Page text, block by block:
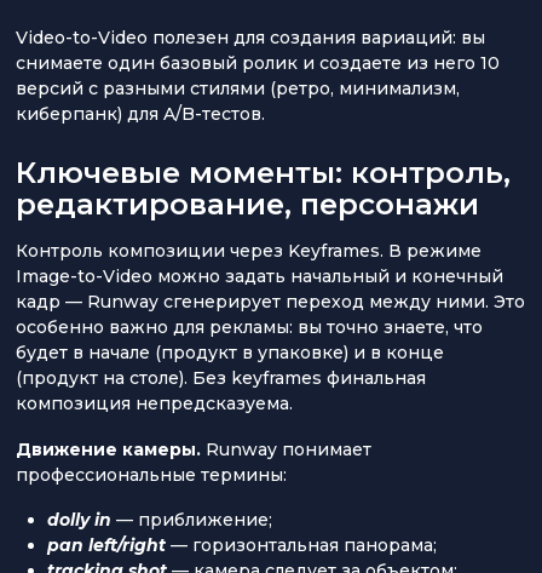
Video-to-Video полезен для создания вариаций: вы
снимаете один базовый ролик и создаете из него 10
версий с разными стилями (ретро, минимализм,
киберпанк) для A/B-тестов.
Ключевые моменты: контроль,
редактирование, персонажи
Контроль композиции через Keyframes. В режиме
Image-to-Video можно задать начальный и конечный
кадр — Runway сгенерирует переход между ними. Это
особенно важно для рекламы: вы точно знаете, что
будет в начале (продукт в упаковке) и в конце
(продукт на столе). Без keyframes финальная
композиция непредсказуема.
Движение камеры. Runway понимает
профессиональные термины:
dolly in — приближение;
pan left/right — горизонтальная панорама;